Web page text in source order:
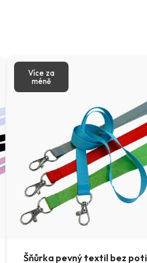
Více za
méně
Šňůrka pevný textil bez